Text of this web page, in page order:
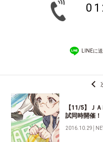
LINEに
【11/5】Ｊ
試同時開催！
2016.10.29